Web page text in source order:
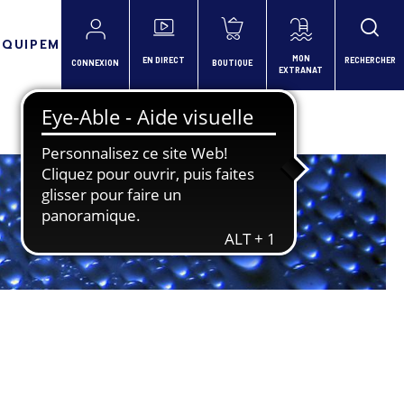
CONNEXION EN DIRECT BOUTIQUE
MON
EXTRANAT
RECHERCHER